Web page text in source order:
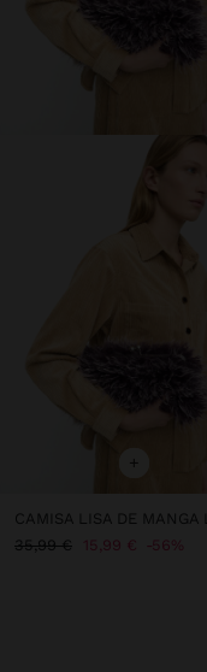
+
35,99 €
15,99 € 56%